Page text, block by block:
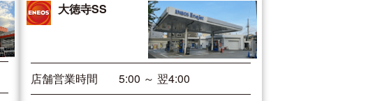
大徳寺SS
店舗営業時間
5:00 ～ 翌4:00